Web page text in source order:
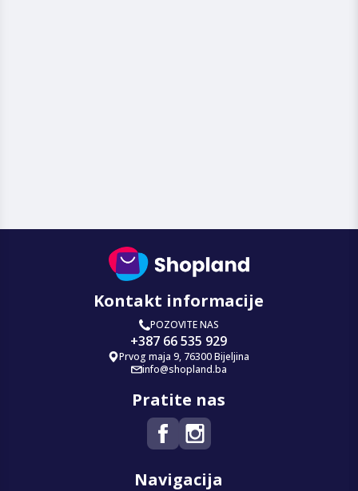
Kontakt informacije
POZOVITE NAS
+387 66 535 929
Prvog maja 9, 76300 Bijeljina
info@shopland.ba
Pratite nas
Navigacija